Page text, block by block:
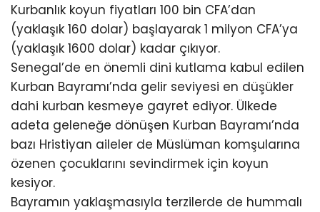
Kurbanlık koyun fiyatları 100 bin CFA’dan
(yaklaşık 160 dolar) başlayarak 1 milyon CFA’ya
(yaklaşık 1600 dolar) kadar çıkıyor.
Senegal’de en önemli dini kutlama kabul edilen
Kurban Bayramı’nda gelir seviyesi en düşükler
dahi kurban kesmeye gayret ediyor. Ülkede
adeta geleneğe dönüşen Kurban Bayramı’nda
bazı Hristiyan aileler de Müslüman komşularına
özenen çocuklarını sevindirmek için koyun
kesiyor.
Bayramın yaklaşmasıyla terzilerde de hummalı